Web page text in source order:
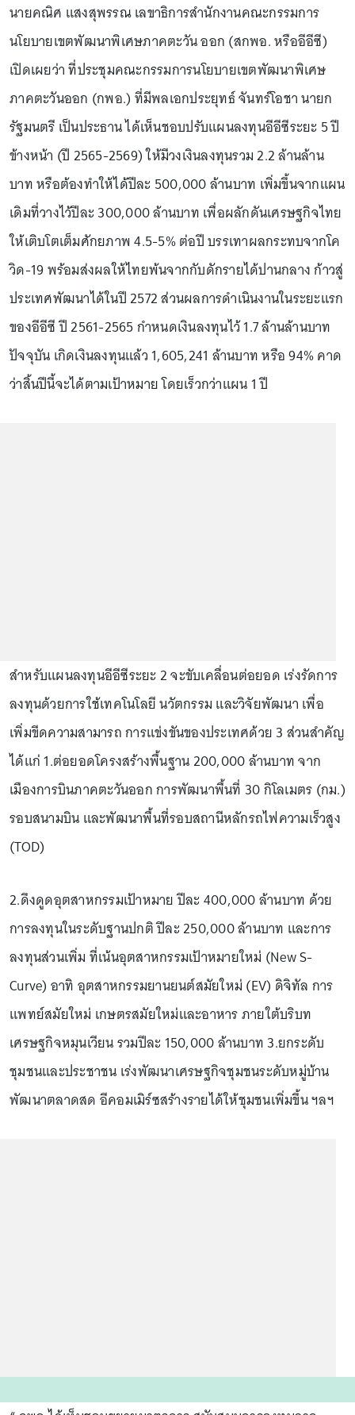
นายคณิศ แสงสุพรรณ เลขาธิการสำนักงานคณะกรรมการ
นโยบายเขตพัฒนาพิเศษภาคตะวัน ออก (สกพอ. หรืออีอีซี)
เปิดเผยว่า ที่ประชุมคณะกรรมการนโยบายเขตพัฒนาพิเศษ
ภาคตะวันออก (กพอ.) ที่มีพลเอกประยุทธ์ จันทร์โอชา นายก
รัฐมนตรี เป็นประธาน ได้เห็นชอบปรับแผนลงทุนอีอีซีระยะ 5 ปี
ข้างหน้า (ปี 2565-2569) ให้มีวงเงินลงทุนรวม 2.2 ล้านล้าน
บาท หรือต้องทำให้ได้ปีละ 500,000 ล้านบาท เพิ่มขึ้นจากแผน
เดิมที่วางไว้ปีละ 300,000 ล้านบาท เพื่อผลักดันเศรษฐกิจไทย
ให้เติบโตเต็มศักยภาพ 4.5-5% ต่อปี บรรเทาผลกระทบจากโค
วิด-19 พร้อมส่งผลให้ไทยพ้นจากกับดักรายได้ปานกลาง ก้าวสู่
ประเทศพัฒนาได้ในปี 2572 ส่วนผลการดำเนินงานในระยะแรก
ของอีอีซี ปี 2561-2565 กำหนดเงินลงทุนไว้ 1.7 ล้านล้านบาท
ปัจจุบัน เกิดเงินลงทุนแล้ว 1,605,241 ล้านบาท หรือ 94% คาด
ว่าสิ้นปีนี้จะได้ตามเป้าหมาย โดยเร็วกว่าแผน 1 ปี
สำหรับแผนลงทุนอีอีซีระยะ 2 จะขับเคลื่อนต่อยอด เร่งรัดการ
ลงทุนด้วยการใช้เทคโนโลยี นวัตกรรม และวิจัยพัฒนา เพื่อ
เพิ่มขีดความสามารถ การแข่งขันของประเทศด้วย 3 ส่วนสำคัญ
ได้แก่ 1.ต่อยอดโครงสร้างพื้นฐาน 200,000 ล้านบาท จาก
เมืองการบินภาคตะวันออก การพัฒนาพื้นที่ 30 กิโลเมตร (กม.)
รอบสนามบิน และพัฒนาพื้นที่รอบสถานีหลักรถไฟความเร็วสูง
(TOD)
2.ดึงดูดอุตสาหกรรมเป้าหมาย ปีละ 400,000 ล้านบาท ด้วย
การลงทุนในระดับฐานปกติ ปีละ 250,000 ล้านบาท และการ
ลงทุนส่วนเพิ่ม ที่เน้นอุตสาหกรรมเป้าหมายใหม่ (New S-
Curve) อาทิ อุตสาหกรรมยานยนต์สมัยใหม่ (EV) ดิจิทัล การ
แพทย์สมัยใหม่ เกษตรสมัยใหม่และอาหาร ภายใต้บริบท
เศรษฐกิจหมุนเวียน รวมปีละ 150,000 ล้านบาท 3.ยกระดับ
ชุมชนและประชาชน เร่งพัฒนาเศรษฐกิจชุมชนระดับหมู่บ้าน
พัฒนาตลาดสด อีคอมเมิร์ซสร้างรายได้ให้ชุมชนเพิ่มขึ้น ฯลฯ